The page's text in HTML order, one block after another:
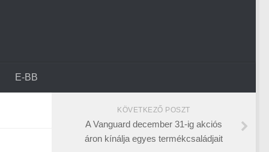
E-BB
KÖVETKEZŐ POSZT
A Vanguard december 31-ig akciós
áron kínálja egyes termékcsaládjait